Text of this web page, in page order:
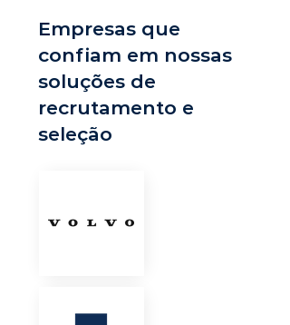
Empresas que
confiam em nossas
soluções de
recrutamento e
seleção